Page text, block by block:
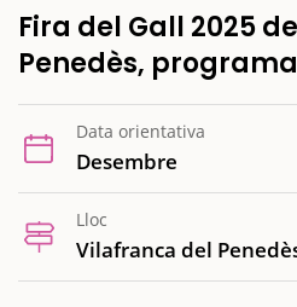
Fira del Gall 2025
Penedès,
Data orientativa
Desembre
Lloc
Vilafranca del